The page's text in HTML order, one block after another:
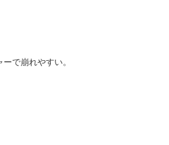
で崩れやすい。